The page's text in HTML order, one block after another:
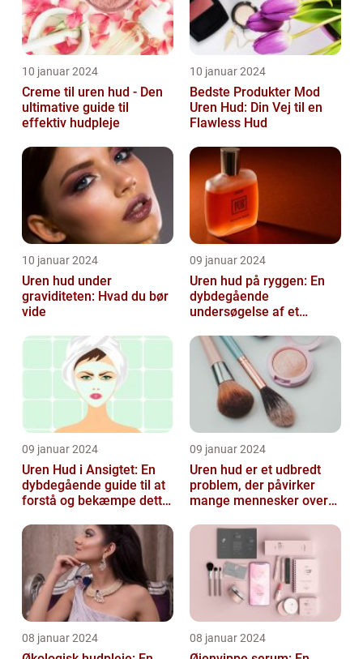
10 januar 2024
Creme til uren hud - Den
ultimative guide til
effektiv hudpleje
10 januar 2024
Bedste Produkter Mod
Uren Hud: Din Vej til en
Flawless Hud
10 januar 2024
Uren hud under
graviditeten: Hvad du bør
vide
09 januar 2024
Uren hud på ryggen: En
dybdegående
undersøgelse af et
undertiden overset
skønhedspr...
09 januar 2024
Uren Hud i Ansigtet: En
dybdegående guide til at
forstå og bekæmpe dette
09 januar 2024
Uren hud er et udbredt
problem, der påvirker
mange mennesker over
08 januar 2024 08 januar 2024